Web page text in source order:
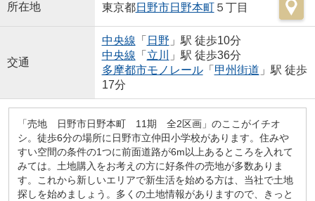
所在地 東京都日野市日野本町５丁目
交通
中央線 「 日野 」駅 徒歩10分
中央線 「 立川
」駅 徒歩36分
多摩都市モノレール「 甲州街道 」駅 徒歩
17分
「売地 日野市日野本町 11期 全2区画」のここがイチオ
シ。徒歩6分の場所に日野市立仲田小学校があります。住みや
すい空間の条件の1つに前面道路が6m以上あるところを入れて
みては。土地購入をお考えの方に好条件の売地が多数ありま
す。これから新しいエリアで新生活を始める方は、当社で土地
探しを始めましょう。多くの土地情報がありますので、きっと